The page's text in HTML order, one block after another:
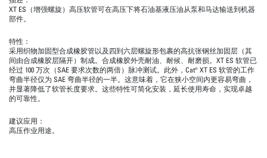
XT ES（增强螺旋）高压软管可在高压下将石油基液压油从泵和马达输送到机器
部件。
特性：
采用织物加固型合成橡胶管以及四到六层螺旋形包裹的高抗张钢丝加固层（其
间由合成橡胶层隔开）制成。合成橡胶外壳耐油、耐候、耐磨损。XT ES 软管已
经过 100 万次（SAE 要求次数的两倍）脉冲测试。此外，Cat® XT ES 软管的工作
弯曲半径仅为 SAE 弯曲半径的一半。这意味着，它在狭小空间内更容易弯曲，
并显著降低了软管长度要求。这些特性可简化安装，延长使用寿命，实现卓越
的可靠性。
建议应用：
高压作业用途。